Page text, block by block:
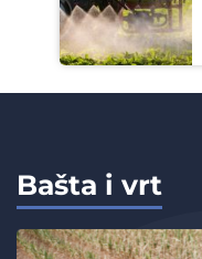
Bašta i vrt